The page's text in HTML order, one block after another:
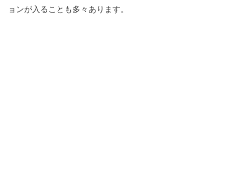
ョンが入ることも多々あります。